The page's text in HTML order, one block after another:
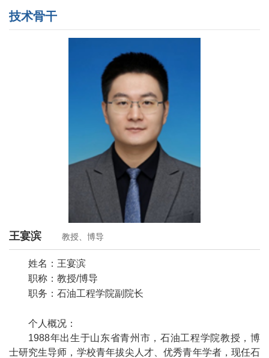
技术骨干
王宴滨 教授、博导
姓名：王宴滨
职称：教授/博导
职务：石油工程学院副院长
个人概况：
1988年出生于山东省青州市，石油工程学院教授，博
士研究生导师，学校青年拔尖人才、优秀青年学者，现任石